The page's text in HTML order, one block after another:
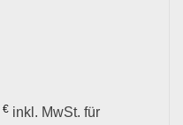
€ inkl. MwSt. für